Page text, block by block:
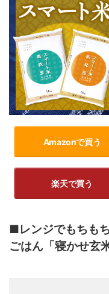
Amazonで買う
楽天で買う
■レンジでもちも
ごはん「寝かせ玄